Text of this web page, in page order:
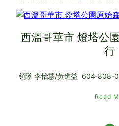
西溫哥華市 燈塔公
行
領隊 李怡慧/黃進益 604-808-
Read